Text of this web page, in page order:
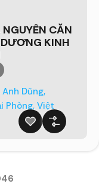
CĂN
KINH
Dũng,
Phòng, Việt